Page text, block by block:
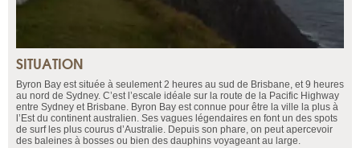
SITUATION
Byron Bay est située à seulement 2 heures au sud de Brisbane, et 9 heures
au nord de Sydney. C’est l’escale idéale sur la route de la Pacific Highway
entre Sydney et Brisbane. Byron Bay est connue pour être la ville la plus à
l’Est du continent australien. Ses vagues légendaires en font un des spots
de surf les plus courus d’Australie. Depuis son phare, on peut apercevoir
des baleines à bosses ou bien des dauphins voyageant au large.